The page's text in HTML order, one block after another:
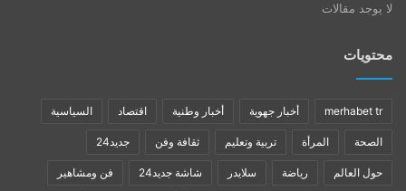
لا يوجد مقالات
محتويات
merhabet tr أخبار جهوية أخبار وطنية اقتصاد السياسية
الصحة المرأة تربية وتعليم ثقافة وفن جديد24
حول العالم رياضة سلايدر شاشة جديد24 فن ومشاهير